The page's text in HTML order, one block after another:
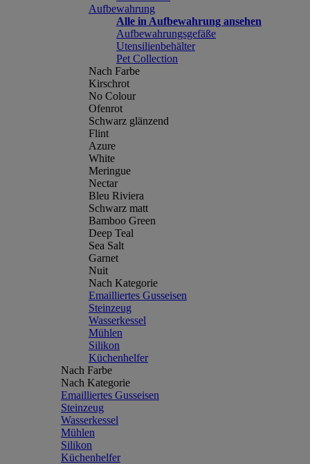
Aufbewahrung
Alle in Aufbewahrung ansehen
Aufbewahrungsgefäße
Utensilienbehälter
Pet Collection
Nach Farbe
Kirschrot
No Colour
Ofenrot
Schwarz glänzend
Flint
Azure
White
Meringue
Nectar
Bleu Riviera
Schwarz matt
Bamboo Green
Deep Teal
Sea Salt
Garnet
Nuit
Nach Kategorie
Emailliertes Gusseisen
Steinzeug
Wasserkessel
Mühlen
Silikon
Küchenhelfer
Nach Farbe
Nach Kategorie
Emailliertes Gusseisen
Steinzeug
Wasserkessel
Mühlen
Silikon
Küchenhelfer